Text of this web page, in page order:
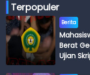
Terpopuler
Berita
Berat
Ujian